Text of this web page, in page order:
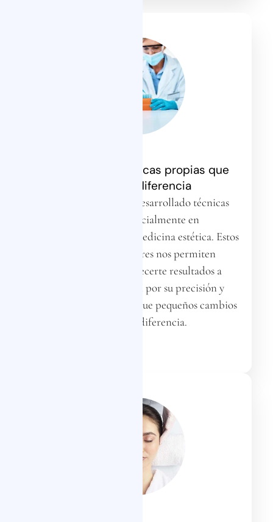
Innovación y técnicas propias que
marcan la diferencia
En la clínica, hemos desarrollado técnicas
exclusivas, especialmente en
micropigmentación y medicina estética. Estos
métodos innovadores nos permiten
diferenciarnos y ofrecerte resultados a
medida que destacan por su precisión y
naturalidad, haciendo que pequeños cambios
marquen la diferencia.